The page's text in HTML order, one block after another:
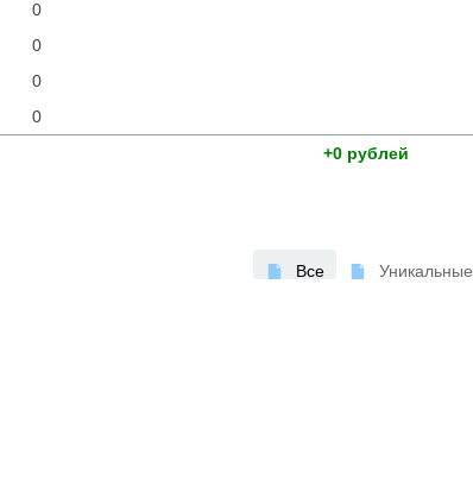
+0 рублей
0
0
0
0
Все Уникальные